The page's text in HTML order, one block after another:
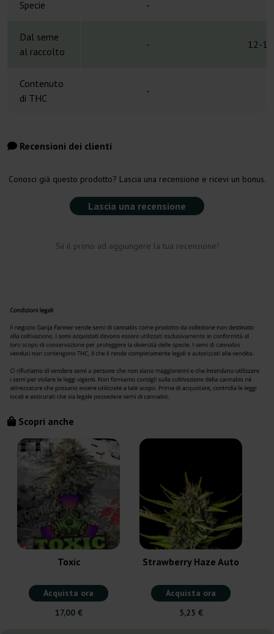
Specie -
Dal seme
al raccolto
- 12-
Contenuto
di THC
-
Recensioni dei clienti
Conosci già questo prodotto? Lascia una recensione e ricevi un bonus.
Lascia una recensione
Sii il primo ad aggiungere la tua recensione!
Scopri anche
Toxic
Acquista ora
17,00 €
Strawberry Haze Auto
Acquista ora
5,25 €